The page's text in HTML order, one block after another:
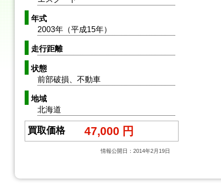
年式
2003年（平成15年）
走行距離
状態
前部破損、不動車
地域
北海道
買取価格 47,000 円
情報公開日：2014年2月19日